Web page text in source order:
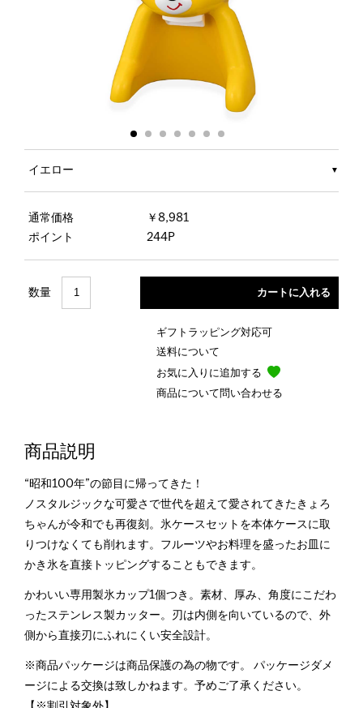
イエロー
通常価格
￥8,981
ポイント
244P
数量
ギフトラッピング対応可
送料について
お気に入りに追加する
商品について問い合わせる
商品説明
“昭和100年”の節目に帰ってきた！
ノスタルジックな可愛さで世代を超えて愛されてきたきょろ
ちゃんが令和でも再復刻。氷ケースセットを本体ケースに取
りつけなくても削れます。フルーツやお料理を盛ったお皿に
かき氷を直接トッピングすることもできます。
かわいい専用製氷カップ1個つき。素材、厚み、角度にこだわ
ったステンレス製カッター。刃は内側を向いているので、外
側から直接刃にふれにくい安全設計。
※商品パッケージは商品保護の為の物です。 パッケージダメ
ージによる交換は致しかねます。予めご了承ください。